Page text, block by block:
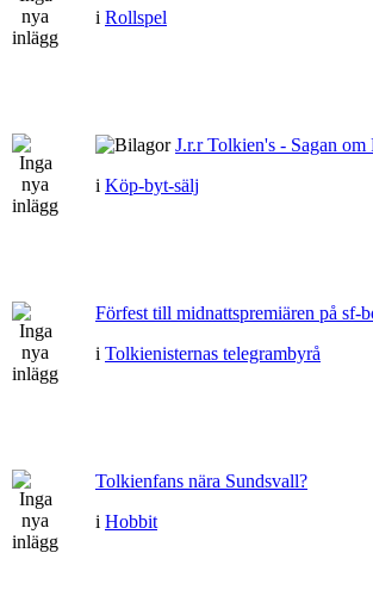
i Rollspel
J.r.r Tolkien's - Sagan
i Köp-byt-sälj
Förfest till midnattspremiären på sf-
i Tolkienisternas telegrambyrå
Tolkienfans nära Sundsvall?
i Hobbit